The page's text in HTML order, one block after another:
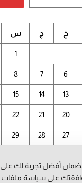
2026
خ ج س
1
6
7
8
13
14
15
20
21
22
27
28
29
أفضل تجربة لك على
على سياسة ملفات